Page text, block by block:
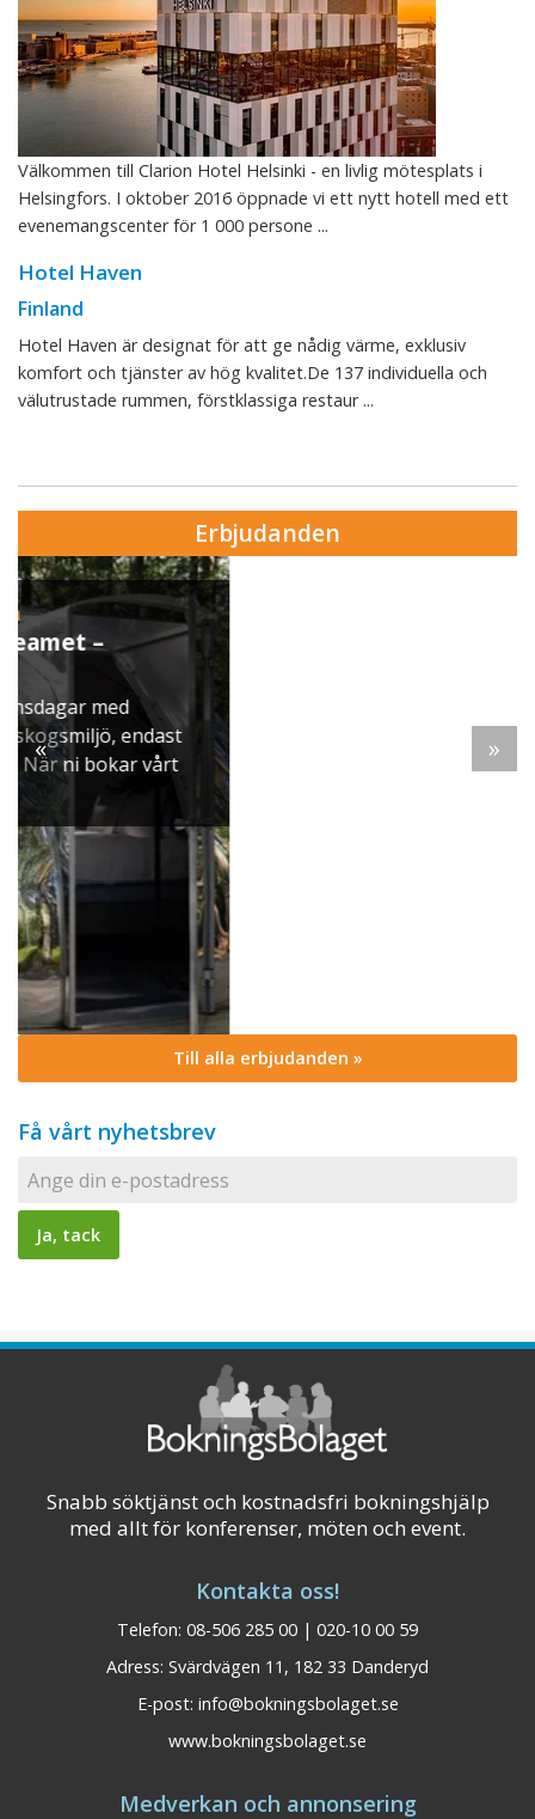
Välkommen till Clarion Hotel Helsinki - en livlig mötesplats i
Helsingfors. I oktober 2016 öppnade vi ett nytt hotell med ett
evenemangscenter för 1 000 persone ...
Hotel Haven
Finland
Hotel Haven är designat för att ge nådig värme, exklusiv
komfort och tjänster av hög kvalitet.De 137 individuella och
välutrustade rummen, förstklassiga restaur ...
Erbjudanden
Erbjudande från Skytteholm Ekerö
Julbord på Ekerö
När vintern lägger sig över Mälaren dukar vi upp
ett klassiskt svenskt julbord i Skyttegården. Här
möts ni av doften av gran, ljus som brinner stilla
och smaker ...
« »
Till alla erbjudanden »
Få vårt nyhetsbrev
Snabb söktjänst och kostnadsfri bokningshjälp
med allt för konferenser, möten och event.
Kontakta oss!
Telefon: 08-506 285 00 | 020-10 00 59
Adress: Svärdvägen 11, 182 33 Danderyd
E-post: info@bokningsbolaget.se
www.bokningsbolaget.se
Medverkan och annonsering